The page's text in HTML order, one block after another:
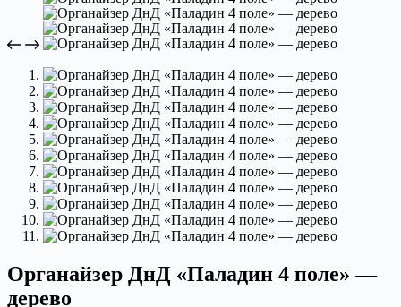
Органайзер ДнД «Паладин 4 поле» —
дерево